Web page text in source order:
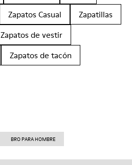
Zapatos Casual
Zapatillas
Zapatos de vestir
Zapatos de tacón
BRO PARA HOMBRE